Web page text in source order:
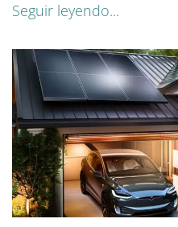
Seguir leyendo...